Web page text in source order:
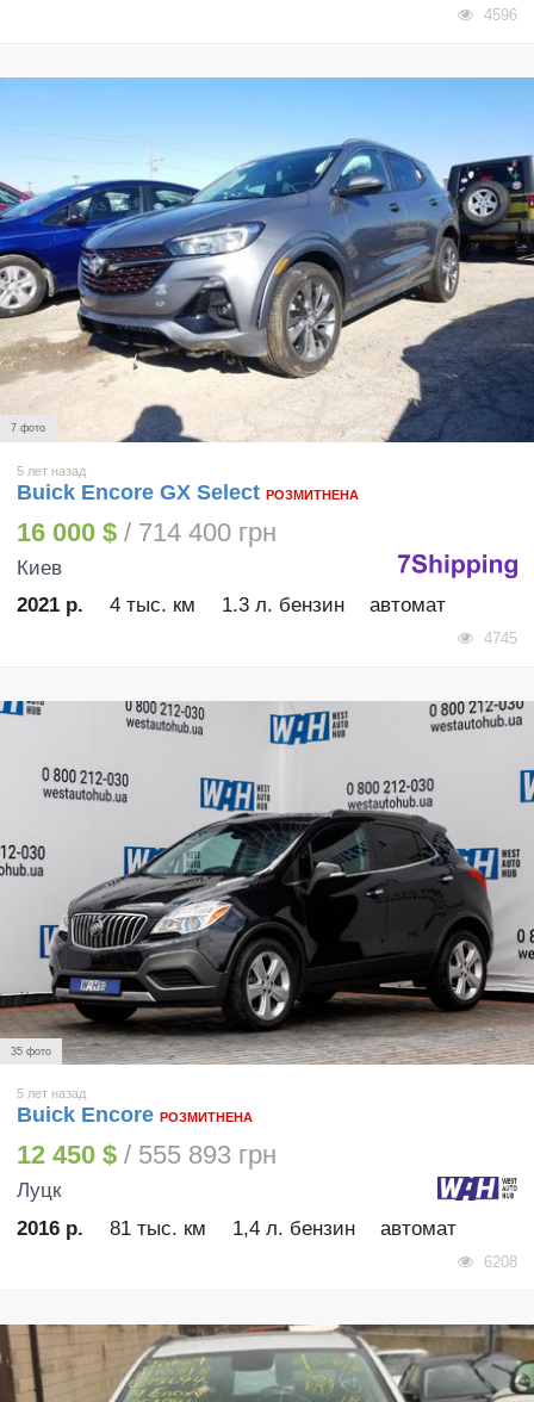
4596
7 фото
5 лет назад
Buick Encore GX Select РОЗМИТНЕНА
16 000 $ / 714 400 грн
Киев
2021 р.
4 тыс. км 1.3 л. бензин автомат
4745
35 фото
5 лет назад
Buick Encore РОЗМИТНЕНА
12 450 $ / 555 893 грн
Луцк
2016 р.
81 тыс. км 1,4 л. бензин автомат
6208